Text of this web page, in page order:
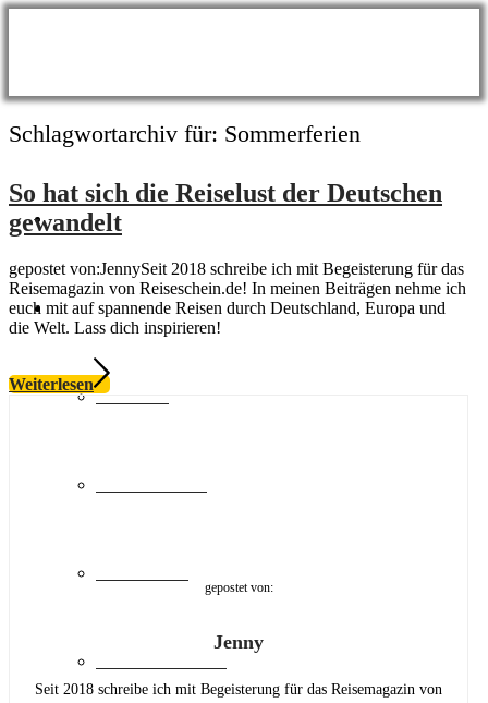
BLOG
Themen
Wellness
Schlagwortarchiv für: Sommerferien
So hat sich die Reiselust der Deutschen
gewandelt
gepostet von:JennySeit 2018 schreibe ich mit Begeisterung für das
Reisemagazin von Reiseschein.de! In meinen Beiträgen nehme ich
euch mit auf spannende Reisen durch Deutschland, Europa und
die Welt. Lass dich inspirieren!
Weiterlesen
gepostet von:
Jenny
Seit 2018 schreibe ich mit Begeisterung für das Reisemagazin von